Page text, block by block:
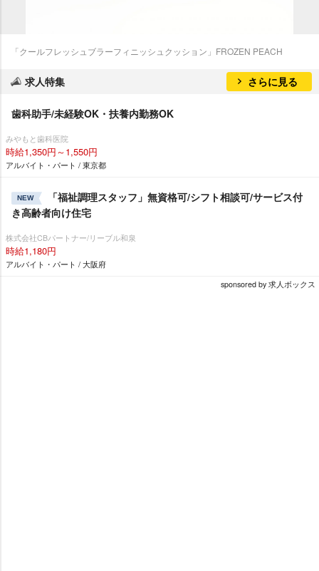
「クールフレッシュブラーフィニッシュクッション」FROZEN PEACH
求人特集 さらに見る
歯科助手/未経験OK・扶養内勤務OK
みやもと歯科医院
時給1,350円～1,550円
アルバイト・パート / 東京都
NEW
「福祉調理スタッフ」無資格可/シフト相談可/サービス付
き高齢者向け住宅
株式会社CBパートナー/リーブル和泉
時給1,180円
アルバイト・パート / 大阪府
sponsored by 求人ボックス